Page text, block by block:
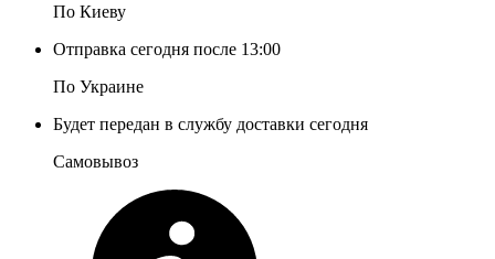
По Киеву
Отправка сегодня после 13:00
По Украине
Будет передан в службу доставки сегодня
Самовывоз